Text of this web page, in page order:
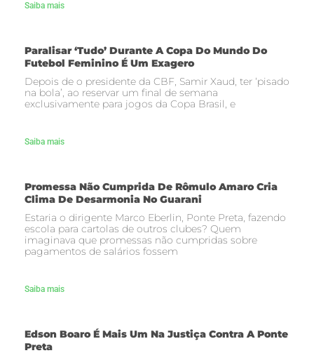
Saiba mais
Paralisar ‘tudo’ Durante A Copa Do Mundo Do
Futebol Feminino É Um Exagero
Depois de o presidente da CBF, Samir Xaud, ter ‘pisado
na bola’, ao reservar um final de semana
exclusivamente para jogos da Copa Brasil, e
Saiba mais
Promessa Não Cumprida De Rômulo Amaro Cria
Clima De Desarmonia No Guarani
Estaria o dirigente Marco Eberlin, Ponte Preta, fazendo
escola para cartolas de outros clubes? Quem
imaginava que promessas não cumpridas sobre
pagamentos de salários fossem
Saiba mais
Edson Boaro É Mais Um Na Justiça Contra A Ponte
Preta